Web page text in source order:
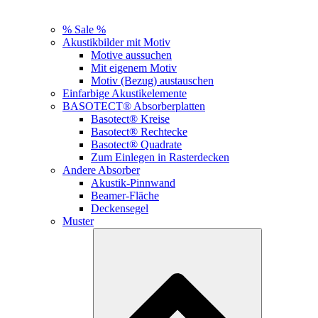
% Sale %
Akustikbilder mit Motiv
Motive aussuchen
Mit eigenem Motiv
Motiv (Bezug) austauschen
Einfarbige Akustikelemente
BASOTECT® Absorberplatten
Basotect® Kreise
Basotect® Rechtecke
Basotect® Quadrate
Zum Einlegen in Rasterdecken
Andere Absorber
Akustik-Pinnwand
Beamer-Fläche
Deckensegel
Muster